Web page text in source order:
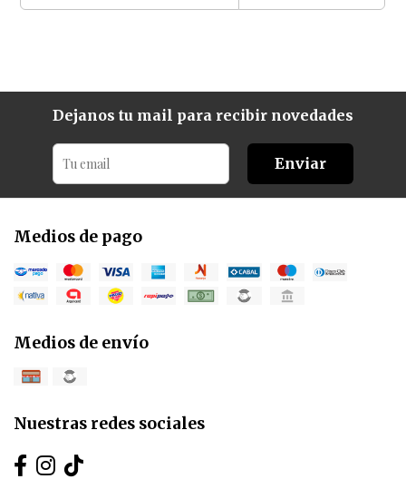
Dejanos tu mail para recibir novedades
Enviar
Medios de pago
Medios de envío
Nuestras redes sociales